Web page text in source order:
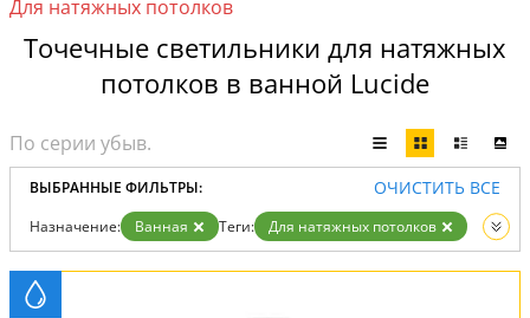
Для натяжных потолков
Точечные светильники для натяжных
потолков в ванной Lucide
ВЫБРАННЫЕ ФИЛЬТРЫ: ОЧИСТИТЬ ВСЕ
Назначение: Ванная Теги:
Для натяжных потолков
Вид:
Точечные светильники